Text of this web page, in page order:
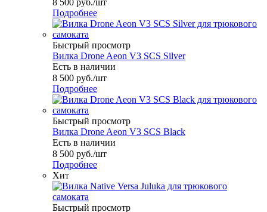
Подробнее
Быстрый просмотр
Вилка Drone Aeon V3 SCS Silver
Есть в наличии
8 500 руб./шт
Подробнее
Быстрый просмотр
Вилка Drone Aeon V3 SCS Black
Есть в наличии
8 500 руб./шт
Подробнее
Хит
Быстрый просмотр